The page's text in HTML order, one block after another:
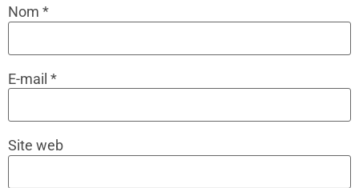
Nom *
E-mail *
Site web